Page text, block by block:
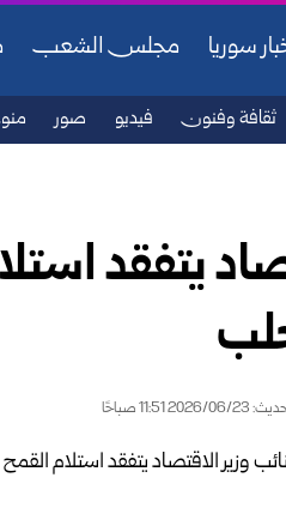
سوريا مجلس الشعب
ثقافة وفنون فيديو صور
يتفقد
06/23 11:51 صباحًا